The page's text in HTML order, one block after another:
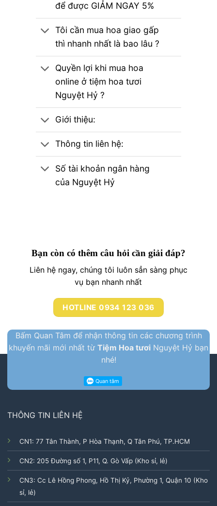
để được GIẢM NGAY 5%
Tôi cần mua hoa giao gấp
thì nhanh nhất là bao lâu ?
Quyền lợi khi mua hoa
online ở tiệm hoa tươi
Nguyệt Hỷ ?
Giới thiệu:
Thông tin liên hệ:
Số tài khoản ngân hàng
của Nguyệt Hỷ
Bạn còn có thêm câu hỏi cần giải đáp?
Liên hệ ngay, chúng tôi luôn sẳn sàng phục
vụ bạn nhanh nhất
HOTLINE 0934 123 036
Bấm Quan Tâm để nhận thông tin các chương trình
khuyến mãi mới nhất từ Tiệm Hoa tươi Nguyệt Hỷ bạn
nhé!
THÔNG TIN LIÊN HỆ
CN1: 77 Tân Thành, P Hòa Thạnh, Q Tân Phú, TP.HCM
CN2: 205 Đường số 1, P11, Q. Gò Vấp (Kho sỉ, lẻ)
CN3: Cc Lê Hồng Phong, Hồ Thị Kỷ, Phường 1, Quận 10 (Kho
sỉ, lẻ)